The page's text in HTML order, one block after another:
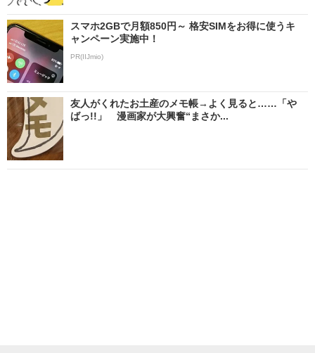
スマホ2GBで月額850円～ 格安SIMをお得に使うキ
ャンペーン実施中！
PR(IIJmio)
友人がくれたお土産のメモ帳→よく見ると……「や
ばっ!!」 漫画家が大興奮“まさか...